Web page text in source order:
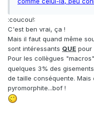
:coucou!:
C'est ben vrai, ça !
Mais il faut quand même
sont intéressants QUE pour
Pour les collègues
quelques 3% des
de taille conséquente.
pyromorphite...bof !